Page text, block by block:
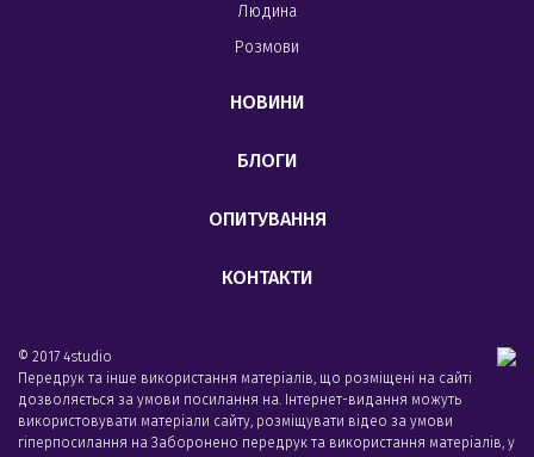
Людина
Розмови
НОВИНИ
БЛОГИ
ОПИТУВАННЯ
КОНТАКТИ
© 2017 4studio
Передрук та інше використання матеріалів, що розміщені на сайті
дозволяється за умови посилання на. Інтернет-видання можуть
використовувати матеріали сайту, розміщувати відео за умови
гіперпосилання на Заборонено передрук та використання матеріалів, у